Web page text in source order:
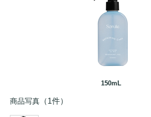
150mL
商品写真 （1件）